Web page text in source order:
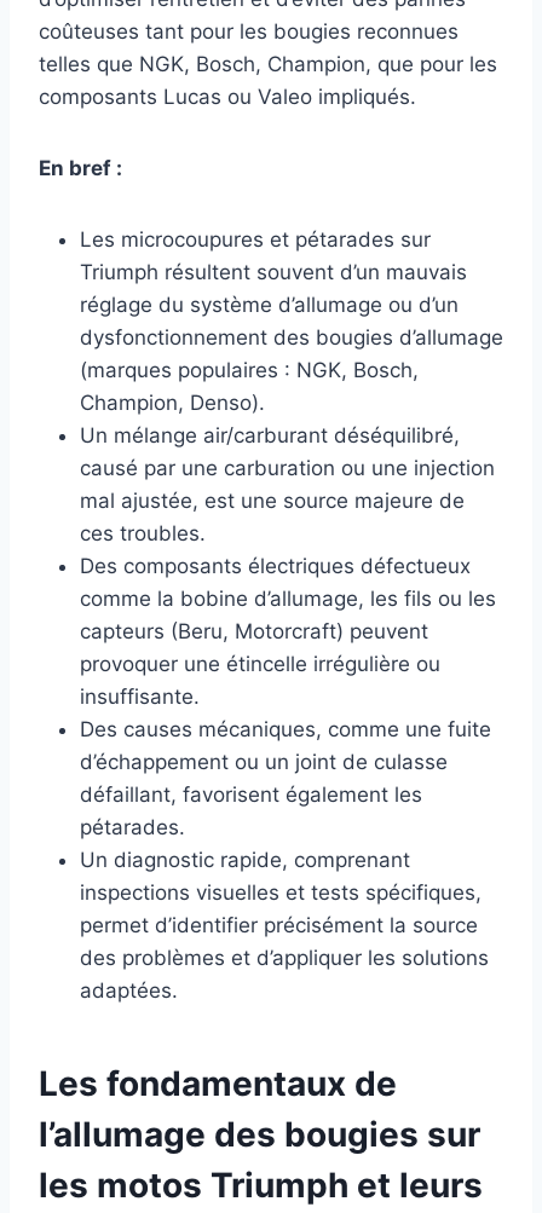
coûteuses tant pour les bougies reconnues
telles que NGK, Bosch, Champion, que pour les
composants Lucas ou Valeo impliqués.
En bref :
Les microcoupures et pétarades sur
Triumph résultent souvent d’un mauvais
réglage du système d’allumage ou d’un
dysfonctionnement des bougies d’allumage
(marques populaires : NGK, Bosch,
Champion, Denso).
Un mélange air/carburant déséquilibré,
causé par une carburation ou une injection
mal ajustée, est une source majeure de
ces troubles.
Des composants électriques défectueux
comme la bobine d’allumage, les fils ou les
capteurs (Beru, Motorcraft) peuvent
provoquer une étincelle irrégulière ou
insuffisante.
Des causes mécaniques, comme une fuite
d’échappement ou un joint de culasse
défaillant, favorisent également les
pétarades.
Un diagnostic rapide, comprenant
inspections visuelles et tests spécifiques,
permet d’identifier précisément la source
des problèmes et d’appliquer les solutions
adaptées.
Les fondamentaux de
l’allumage des bougies sur
les motos Triumph et leurs